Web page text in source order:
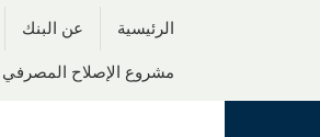
الرئيسية عن البنك
مشروع الإصلاح المصرفي